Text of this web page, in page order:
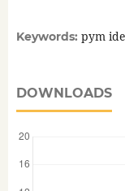
Keywords: pym
DOWNLOADS